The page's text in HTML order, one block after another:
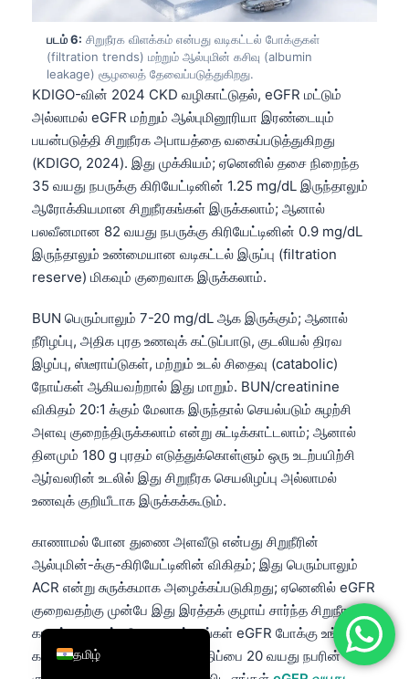
படம் 6: சிறுநீரக விளக்கம் என்பது வடிகட்டல் போக்குகள்
(filtration trends) மற்றும் ஆல்புமின் கசிவு (albumin
leakage) சூழலைத் தேவைப்படுத்துகிறது.
KDIGO-வின் 2024 CKD வழிகாட்டுதல், eGFR மட்டும்
அல்லாமல் eGFR மற்றும் ஆல்புமினூரியா இரண்டையும்
பயன்படுத்தி சிறுநீரக அபாயத்தை வகைப்படுத்துகிறது
(KDIGO, 2024). இது முக்கியம்; ஏனெனில் தசை நிறைந்த
35 வயது நபருக்கு கிரியேட்டினின் 1.25 mg/dL இருந்தாலும்
ஆரோக்கியமான சிறுநீரகங்கள் இருக்கலாம்; ஆனால்
பலவீனமான 82 வயது நபருக்கு கிரியேட்டினின் 0.9 mg/dL
இருந்தாலும் உண்மையான வடிகட்டல் இருப்பு (filtration
reserve) மிகவும் குறைவாக இருக்கலாம்.
BUN பெரும்பாலும் 7-20 mg/dL ஆக இருக்கும்; ஆனால்
நீரிழப்பு, அதிக புரத உணவுக் கட்டுப்பாடு, குடலியல் திரவ
இழப்பு, ஸ்டீராய்டுகள், மற்றும் உடல் சிதைவு (catabolic)
நோய்கள் ஆகியவற்றால் இது மாறும். BUN/creatinine
விகிதம் 20:1 க்கும் மேலாக இருந்தால் செயல்படும் சுழற்சி
அளவு குறைந்திருக்கலாம் என்று சுட்டிக்காட்டலாம்; ஆனால்
தினமும் 180 g புரதம் எடுத்துக்கொள்ளும் ஒரு உடற்பயிற்சி
ஆர்வலரின் உடலில் இது சிறுநீரக செயலிழப்பு அல்லாமல்
உணவுக் குறியீடாக இருக்கக்கூடும்.
காணாமல் போன துணை அளவீடு என்பது சிறுநீரின்
ஆல்புமின்-க்கு-கிரியேட்டினின் விகிதம்; இது பெரும்பாலும்
ACR என்று சுருக்கமாக அழைக்கப்படுகிறது; ஏனெனில் eGFR
குறைவதற்கு முன்பே இது இரத்தக் குழாய் சார்ந்த சிறுநீரக
காயத்தை கண்டறிய முடியும். உங்கள் eGFR போக்கு உங்களை
கவலைப்படுத்தினால், உங்கள் மதிப்பை 20 வயது நபரின்
தமிழ்
English
Deutsch
العربية
Français
עִבְרִית
Italiano
Español
Português
Ελληνικά
Türkçe
Română
فارسی
Български
Dansk
Nederlands
हिन्दी
Bahasa Indonesia
Հայերեն
Íslenska
Српски језик